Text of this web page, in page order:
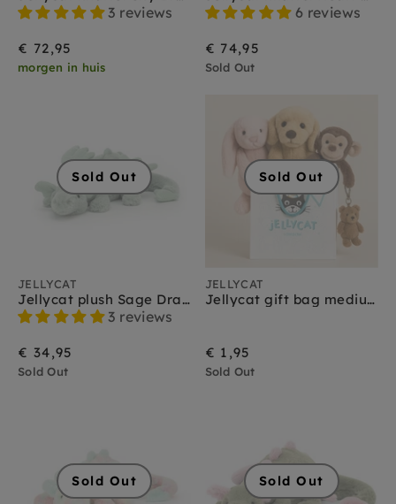
Jellycat amuseables
Jellycat amfibieën
Jellycat bag charms
Jellycat bartholomew bear
Jellycat christmas
Jellycat dinosaurus
Jellycat dragons
Jellycat Halloween
Jellycat knuffeldoekjes
Jellycat monsters
Jellycat sale
Jellycat smudge
Jellycat sports
Jellycat zeedieren
3 reviews
€ 72,95
morgen in huis
6 reviews
€ 74,95
Sold Out
Sold Out
JELLYCAT
Jellycat plush Sage Dragon little
3 reviews
€ 34,95
Sold Out
Sold Out
JELLYCAT
Jellycat gift bag medium
€ 1,95
Sold Out
Sold Out Sold Out